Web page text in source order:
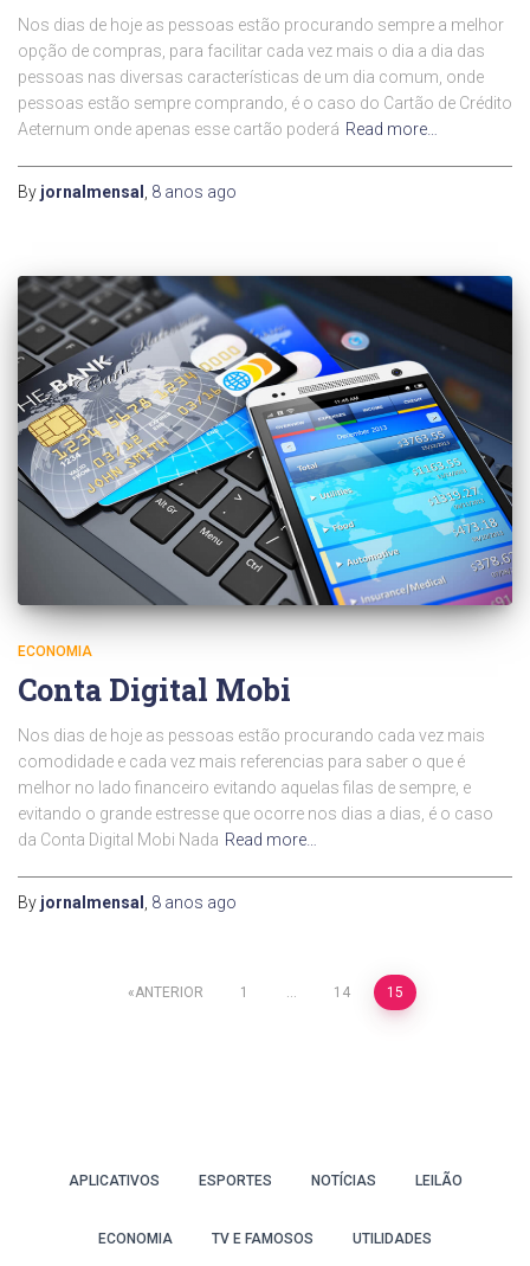
Nos dias de hoje as pessoas estão procurando sempre a melhor
opção de compras, para facilitar cada vez mais o dia a dia das
pessoas nas diversas características de um dia comum, onde
pessoas estão sempre comprando, é o caso do Cartão de Crédito
Aeternum onde apenas esse cartão poderá Read more…
By jornalmensal 8 anos ago
ECONOMIA
Conta Digital Mobi
Nos dias de hoje as pessoas estão procurando cada vez mais
comodidade e cada vez mais referencias para saber o que é
melhor no lado financeiro evitando aquelas filas de sempre, e
evitando o grande estresse que ocorre nos dias a dias, é o caso
da Conta Digital Mobi Nada Read more…
By jornalmensal , 8 anos ago
Paginação
ANTERIOR 1 … 14 15
APLICATIVOS ESPORTES NOTÍCIAS LEILÃO
ECONOMIA TV E FAMOSOS UTILIDADES